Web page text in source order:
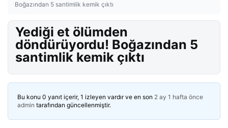
Boğazından 5 santimlik kemik çıktı
Yediği et ölümden
döndürüyordu! Boğazından 5
santimlik kemik çıktı
Bu konu 0 yanıt içerir, 1 izleyen vardır ve en son 2 ay 1 hafta önce
admin tarafından güncellenmiştir.